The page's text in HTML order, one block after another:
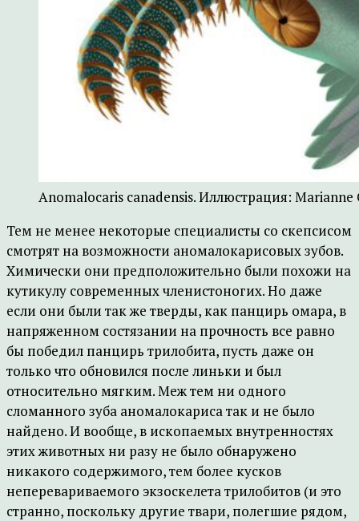
Anomalocaris canadensis. Иллюстрация: Marianne
Тем не менее некоторые специалисты со скепсисом
смотрят на возможности аномалокарисовых зубов.
Химически они предположительно были похожи на
кутикулу современных членистоногих. Но даже
если они были так же тверды, как панцирь омара, в
напряженном состязании на прочность все равно
бы победил панцирь трилобита, пусть даже он
только что обновился после линьки и был
относительно мягким. Меж тем ни одного
сломанного зуба аномалокариса так и не было
найдено. И вообще, в ископаемых внутренностях
этих животных ни разу не было обнаружено
никакого содержимого, тем более кусков
неперевариваемого экзоскелета трилобитов (и это
странно, поскольку другие твари, полегшие рядом,